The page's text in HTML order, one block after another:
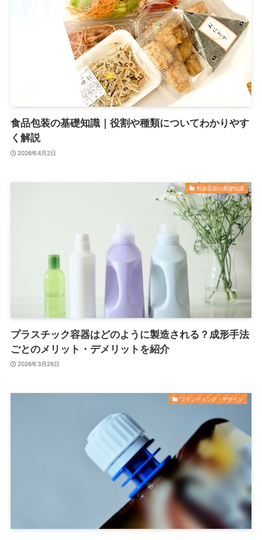
食品包装の基礎知識｜役割や種類についてわかりやす
く解説
2026年4月2日
包装容器の基礎知識
プラスチック容器はどのように製造される？成形手法
ごとのメリット・デメリットを紹介
2026年3月26日
ブランディング・デザイン